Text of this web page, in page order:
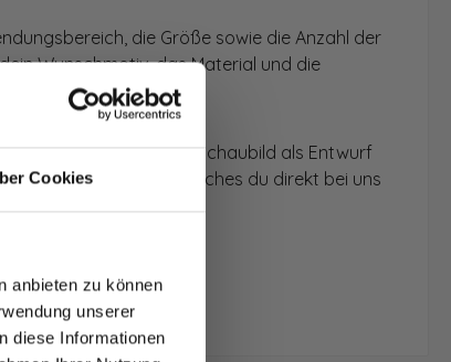
Cookies
anbieten zu können
unserer
diese Informationen
die Größe sowie die Anzahl der
Wunschmotiv, das Material und die
dir die Rückwände im Schaubild als Entwurf
Angebot, welches du direkt bei uns